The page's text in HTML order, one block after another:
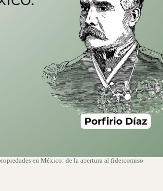
la
en México: de la apertura al fideicomiso